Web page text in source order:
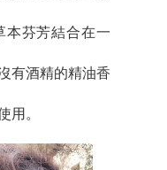
本芬芳結合在一
有酒精的精油香
用。